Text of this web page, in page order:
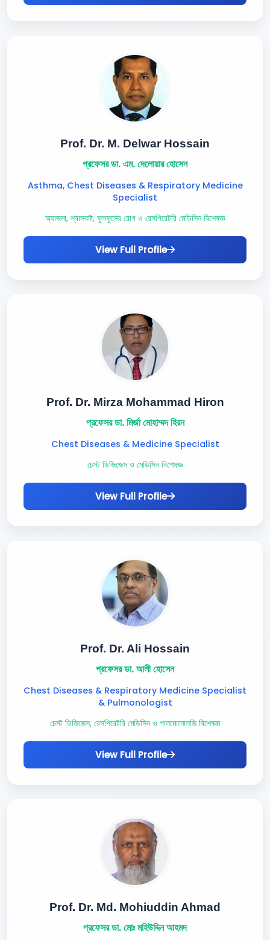
Prof. Dr. M. Delwar Hossain
প্রফেসর ডা. এম. দেলোয়ার হোসেন
Asthma, Chest Diseases & Respiratory Medicine
Specialist
অ্যাজমা, শ্বাসকষ্ট, ফুসফুসের রোগ ও রেসপিরেটরি মেডিসিন বিশেষজ্ঞ
View Full Profile
Prof. Dr. Mirza Mohammad Hiron
প্রফেসর ডা. মির্জা মোহাম্মদ হিরন
Chest Diseases & Medicine Specialist
চেস্ট ডিজিজেস ও মেডিসিন বিশেষজ্ঞ
View Full Profile
Prof. Dr. Ali Hossain
প্রফেসর ডা. আলী হোসেন
Chest Diseases & Respiratory Medicine Specialist
& Pulmonologist
চেস্ট ডিজিজেস, রেসপিরেটরি মেডিসিন ও পালমোনোলজি বিশেষজ্ঞ
View Full Profile
Prof. Dr. Md. Mohiuddin Ahmad
প্রফেসর ডা. মোঃ মহিউদ্দিন আহমদ